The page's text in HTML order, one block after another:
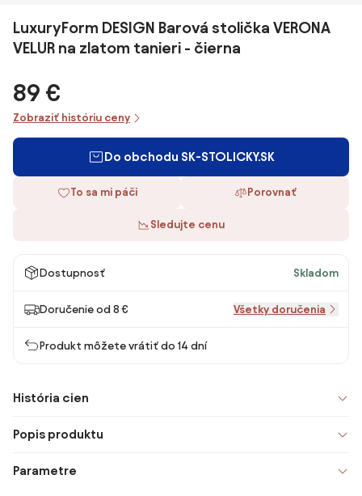
LuxuryForm DESIGN Barová stolička VERONA
VELUR na zlatom tanieri - čierna
89 €
Zobraziť históriu ceny
Do obchodu SK-STOLICKY.SK
To sa mi páči Porovnať
Sledujte cenu
Dostupnosť Skladom
Doručenie od 8 € Všetky doručenia
Produkt môžete vrátiť do 14 dní
História cien
Popis produktu
Parametre